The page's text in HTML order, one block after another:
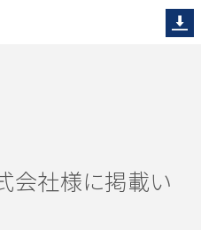
会社様に掲載い